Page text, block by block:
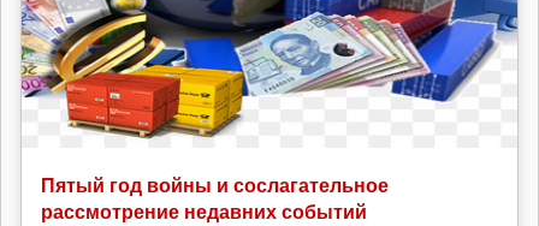
Пятый год войны и сослагательное
рассмотрение недавних событий